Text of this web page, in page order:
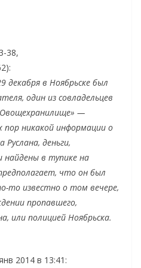
38,
декабря в Ноябрьске был
один из совладельцев
—
никакой информации о
деньги,
в тупике на
что он был
то известно о том вечере,
пропавшего,
или полицией Ноябрьска.
2014 в 13:41: